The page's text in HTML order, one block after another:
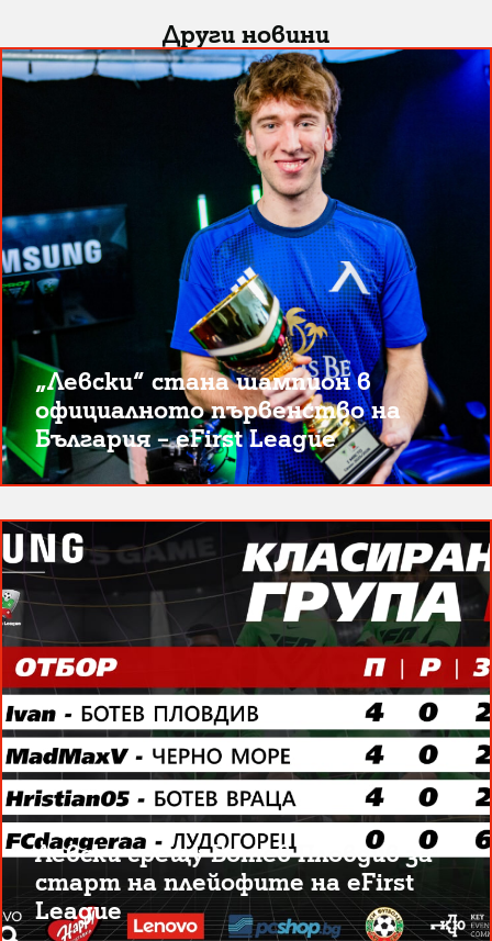
Други новини
„Левски“ стана шампион в
официалното първенство на
България – eFirst League
Левски срещу Ботев Пловдив за
старт на плейофите на eFirst
League